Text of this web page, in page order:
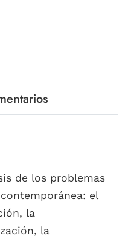
de los problemas
el
la
la